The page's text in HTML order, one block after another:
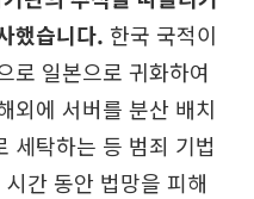
했습니다. 한국 국적이
로 일본으로 귀화하여
외에 서버를 분산 배치
세탁하는 등 범죄 기법
간 동안 법망을 피해